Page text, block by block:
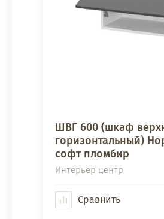
ШВГ 600 (шкаф
горизонтальный)
софт пломбир
Интерьер центр
Сравнить